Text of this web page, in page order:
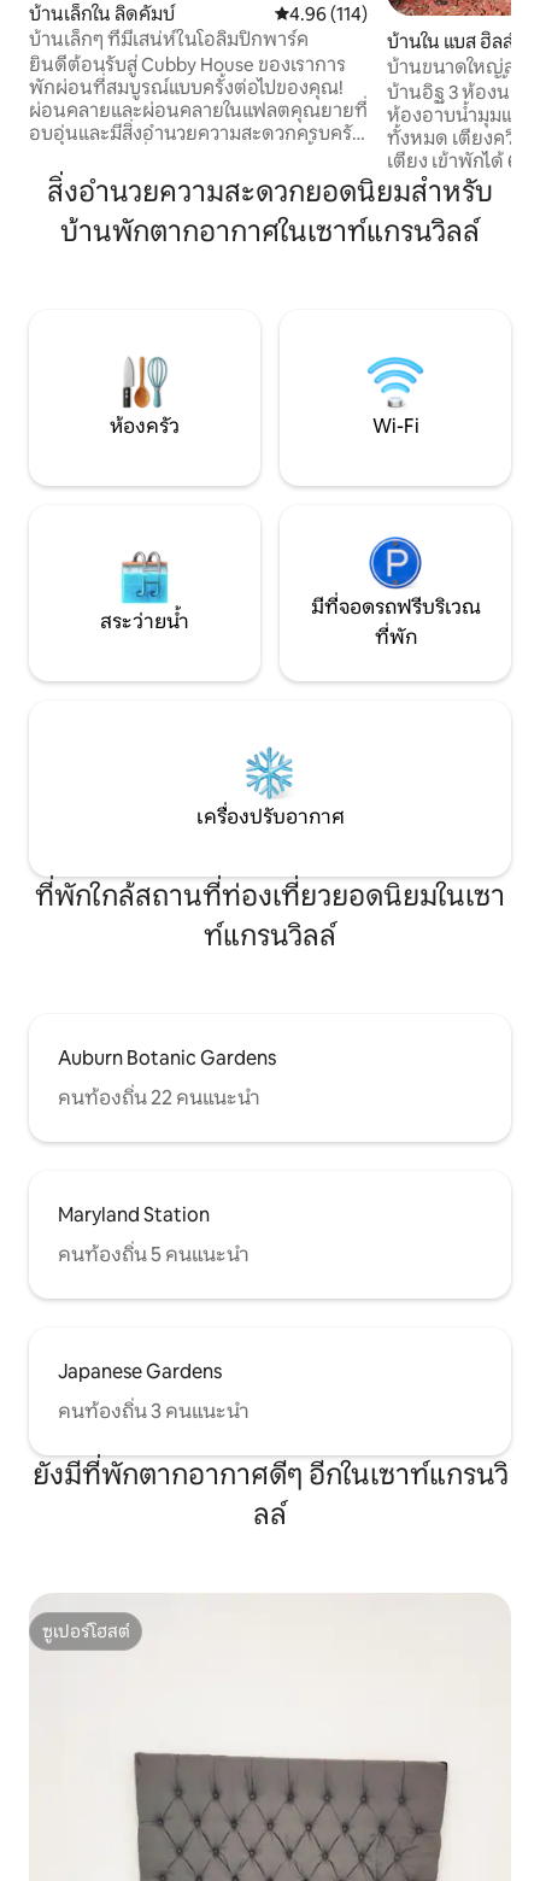
บ้านเล็กใน ลิดคัมบ์ คะแนนเฉลี่ย 4.96 จาก 5, 114 รีวิว
4.96 (114)
บ้านเล็กๆ ที่มีเสน่ห์ในโอลิมปิกพาร์ค
ยินดีต้อนรับสู่ Cubby House ของเราการ
พักผ่อนที่สมบูรณ์แบบครั้งต่อไปของคุณ!
ผ่อนคลายและผ่อนคลายในแฟลตคุณยายที่
อบอุ่นและมีสิ่งอำนวยความสะดวกครบครัน
ห้องนอนพร้อมเตียงคู่สำหรับการพักผ่อน
ห้องน้ำทันสมัย 1 ห้องและบริการซักรีด
พื้นที่ความบันเทิงและห้องรับประทาน
อาหารแบบเปิดโล่งสุดพิเศษ พื้นที่บาร์บีคิว
ศูนย์การค้าลิดคอมบ์ เดิน 35 นาที (หรือขับ
รถ 5 นาที) ไปยังสถานีโอลิมปิกพาร์ค
บ้านใน แบส ฮิลล์
บ้านขนาดใหญ่สา
ผู้คนและสัตว์เลี้ยง
บ้านอิฐ 3 ห้องนอนกว้างขว
ห้องอาบน้ำมุมและ
ทั้งหมด เตียงควีนไซส์ 2 เตียงเตียงเดี่ยว 2
เตียง เข้าพักได้ 6 คนอย่างสะดวกสบาย
ยินดีต้อนรับสัตว์เลี้
รอบบ้าน ที่จอดรถบนถนนสำหรับ 2 คันเดิน
1 นาทีถึง Crest
พัดลมเพดานในห้องนอน โป
ปาร์ตี้
สิ่งอำนวยความสะดวกยอดนิยมสำหรับ
บ้านพักตากอากาศในเซาท์แกรนวิลล์
ห้องครัว Wi-Fi
สระว่ายน้ำ
มีที่จอดรถฟรีบริเวณ
ที่พัก
เครื่องปรับอากาศ
ที่พักใกล้สถานที่ท่องเที่ยวยอดนิยมในเซา
ท์แกรนวิลล์
Auburn Botanic Gardens
คนท้องถิ่น 22 คนแนะนำ
Maryland Station
คนท้องถิ่น 5 คนแนะนำ
Japanese Gardens
คนท้องถิ่น 3 คนแนะนำ
ยังมีที่พักตากอากาศดีๆ อีกในเซาท์แกรนวิ
ลล์
ซูเปอร์โฮสต์
ซูเปอร์โฮสต์